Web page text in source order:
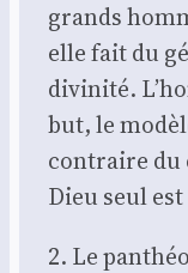
grands
elle fait du
divi­ni­té.
but, le
contraire
Dieu seul
2. Le